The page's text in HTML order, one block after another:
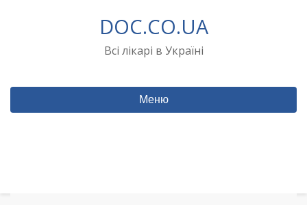
DOC.CO.UA
Всі лікарі в Україні
Меню